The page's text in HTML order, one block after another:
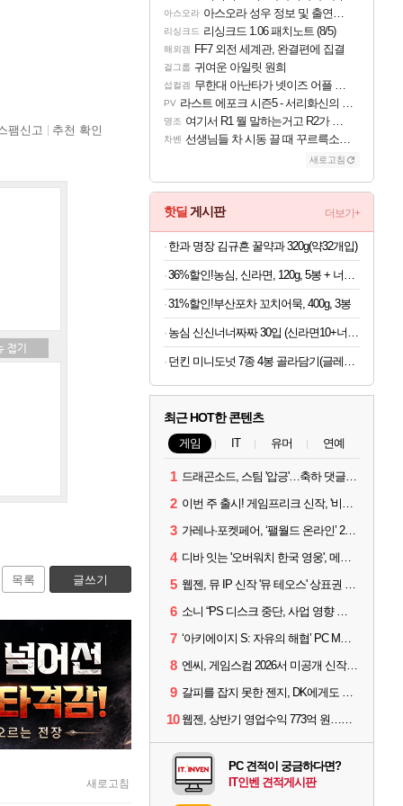
팸신고 추천 확인
목록 글쓰기
새로고침
아스오라 아스오라 성우 정보 및 출연작 모음
리싱크드 리싱크드 1.06 패치노트 (8/5)
해외겜 FF7 외전 세계관, 완결편에 집결
걸그룹 귀여운 아일릿 원희
섭컬겜 무한대 아난타가 넷이즈 어플 달력에 일정 등록
PV 라스트 에포크 시즌5 - 서리화신의 분노 티저
명조 여기서 R1 뭘 말하는거고 R2가 뭘말하는걸까요?
차벤 선생님들 차 시동 끌 때 꾸르륵소리나는데
새로고침
핫딜 게시판 더보기+
한과 명장 김규흔 꿀약과 320g(약32개입)
31%할인!부산포차 꼬치어묵, 400g, 3봉
던킨 미니도넛 7종 4봉 골라담기(글레이즈드/바바리안/초코링 외)
최근 HOT한 콘텐츠
게임 IT 유머 연예
1 드래곤소드, 스팀 '압긍'…축하 댓글 달고 게임 코드 받자!
2 이번 주 출시! 게임프리크 신작, '비스트 오브 리인카네이션'
3 가레나·포켓페어, ‘팰월드 온라인’ 2026년 출시 예고
4 디바 잇는 '오버워치 한국 영웅', 메카 파일럿 디몬 나온다
5 웹젠, 뮤 IP 신작 '뮤 테오스' 상표권 출원
6 소니 “PS 디스크 중단, 사업 영향 없다”
7 ‘아키에이지 S: 자유의 해협’ PC MMORPG로 개발한다
8 엔씨, 게임스컴 2026서 미공개 신작 최초 공개
9 갈피를 잡지 못한 젠지, DK에게도 0:2 패배
10 웹젠, 상반기 영업수익 773억 원…순이익 89% 증가
PC 견적이 궁금하다면?
IT인벤 견적게시판